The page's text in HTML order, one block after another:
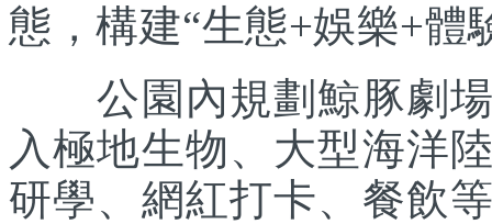
態，構建“生態+娛樂+體
公園內規劃鯨豚劇場
入極地生物、大型海洋
研學、網紅打卡、餐飲